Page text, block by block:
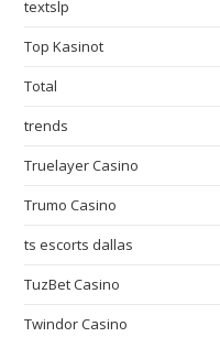
textslp
Top Kasinot
Total
trends
Truelayer Casino
Trumo Casino
ts escorts dallas
TuzBet Casino
Twindor Casino